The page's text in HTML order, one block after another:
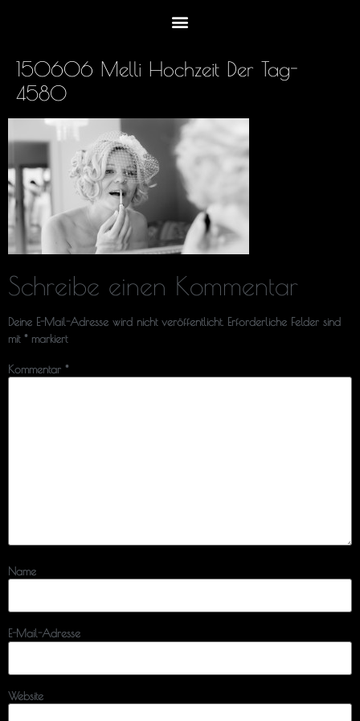
150606 Melli Hochzeit Der Tag-
4580
Schreibe einen Kommentar
Deine E-Mail-Adresse wird nicht veröffentlicht. Erforderliche Felder sind
mit * markiert
Kommentar *
Name
E-Mail-Adresse
Website